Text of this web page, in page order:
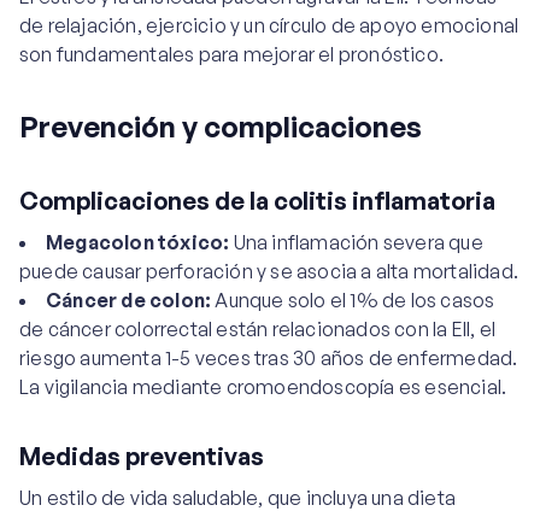
de relajación, ejercicio y un círculo de apoyo emocional
son fundamentales para mejorar el pronóstico.
Prevención y complicaciones
Complicaciones de la colitis inflamatoria
Megacolon tóxico: Una inflamación severa que
puede causar perforación y se asocia a alta mortalidad.
Cáncer de colon: Aunque solo el 1% de los casos
de cáncer colorrectal están relacionados con la EII, el
riesgo aumenta 1-5 veces tras 30 años de enfermedad.
La vigilancia mediante cromoendoscopía es esencial.
Medidas preventivas
Un estilo de vida saludable, que incluya una dieta